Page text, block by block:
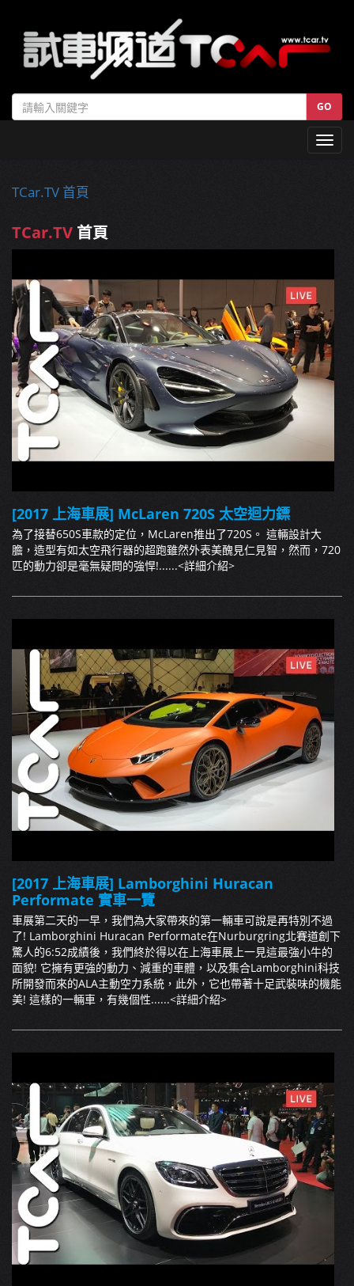
GO
TCar.TV 首頁
TCar.TV 首頁
[2017 上海車展] McLaren 720S 太空迴力鏢
為了接替650S車款的定位，McLaren推出了720S。 這輛設計大
膽，造型有如太空飛行器的超跑雖然外表美醜見仁見智，然而，720
匹的動力卻是毫無疑問的強悍!......<詳細介紹>
[2017 上海車展] Lamborghini Huracan
Performate 實車一覽
車展第二天的一早，我們為大家帶來的第一輛車可說是再特別不過
了! Lamborghini Huracan Performate在Nurburgring北賽道創下
驚人的6:52成績後，我們終於得以在上海車展上一見這最強小牛的
面貌! 它擁有更強的動力、減重的車體，以及集合Lamborghini科技
所開發而來的ALA主動空力系統，此外，它也帶著十足武裝味的機能
美! 這樣的一輛車，有幾個性......<詳細介紹>